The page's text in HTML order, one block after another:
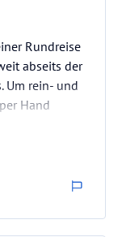
Rundreise
abseits der
Um rein- und
Hand
kann nachts
o.k. Das
frisch
für